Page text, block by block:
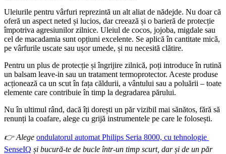
Uleiurile pentru vârfuri reprezintă un alt aliat de nădejde. Nu doar că
oferă un aspect neted și lucios, dar creează și o barieră de protecție
împotriva agresiunilor zilnice. Uleiul de cocos, jojoba, migdale sau
cel de macadamia sunt opțiuni excelente. Se aplică în cantitate mică,
pe vârfurile uscate sau ușor umede, și nu necesită clătire.
Pentru un plus de protecție și îngrijire zilnică, poți introduce în rutină
un balsam leave-in sau un tratament termoprotector. Aceste produse
acționează ca un scut în fața căldurii, a vântului sau a poluării – toate
elemente care contribuie în timp la degradarea părului.
Nu în ultimul rând, dacă îți dorești un păr vizibil mai sănătos, fără să
renunți la coafare, alege cu grijă instrumentele pe care le folosești.
👉 Alege ondulatorul automat Philips Seria 8000, cu tehnologie
SenseIQ și bucură-te de bucle într-un timp scurt, dar și de un păr